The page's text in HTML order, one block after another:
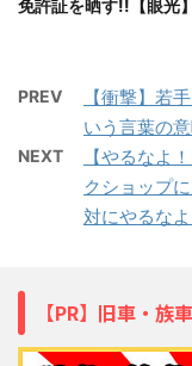
免許証を晒す!!【眼光】
PREV
【衝撃】若
いう言葉の
NEXT
【やるなよ
クショップ
対にやるなよ
【PR】旧車・族